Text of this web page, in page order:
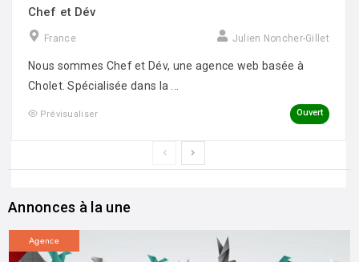
Chef et Dév
France Julien Noncher-Gillet
Nous sommes Chef et Dév, une agence web basée à
Cholet. Spécialisée dans la ...
Prévisualiser Ouvert
Annonces à la une
Agence